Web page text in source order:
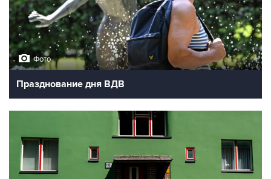
Фото
Празднование дня ВДВ